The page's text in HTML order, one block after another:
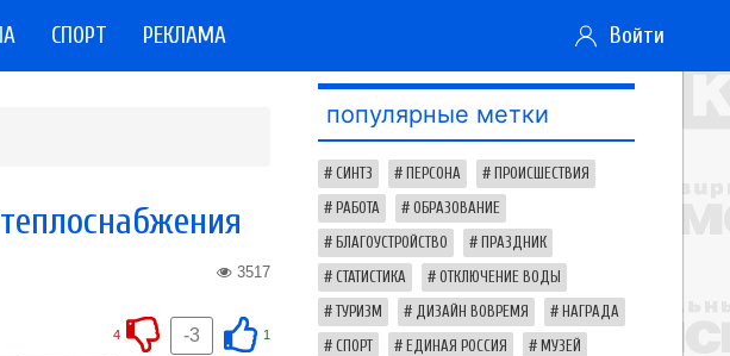
СПОРТ РЕКЛАМА Войти
3517
1
-3
4
популярные метки
СИНТЗ ПЕРСОНА ПРОИСШЕСТВИЯ
РАБОТА ОБРАЗОВАНИЕ
БЛАГОУСТРОЙСТВО ПРАЗДНИК
СТАТИСТИКА ОТКЛЮЧЕНИЕ ВОДЫ
ТУРИЗМ ДИЗАЙН ВОВРЕМЯ НАГРАДА
СПОРТ ЕДИНАЯ РОССИЯ МУЗЕЙ